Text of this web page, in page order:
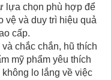
lựa chọn phù hợp để
vệ và duy trì hiệu quả
cấp.
và chắc chắn, hũ thích
mỹ phẩm yêu thích
lo lắng về việc